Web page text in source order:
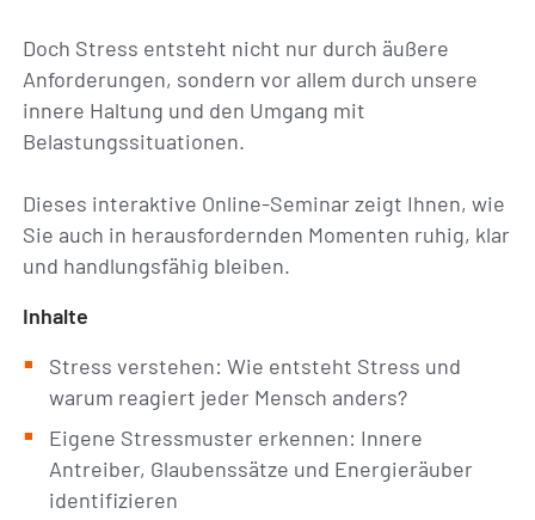
Doch Stress entsteht nicht nur durch äußere
Anforderungen, sondern vor allem durch unsere
innere Haltung und den Umgang mit
Belastungssituationen.
Dieses interaktive Online-Seminar zeigt Ihnen, wie
Sie auch in herausfordernden Momenten ruhig, klar
und handlungsfähig bleiben.
Inhalte
Stress verstehen: Wie entsteht Stress und
warum reagiert jeder Mensch anders?
Eigene Stressmuster erkennen: Innere
Antreiber, Glaubenssätze und Energieräuber
identifizieren